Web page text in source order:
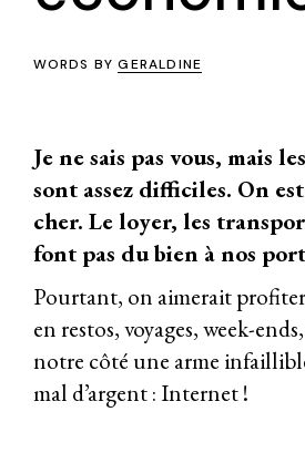
WORDS BYGERALDINE
Je ne sais pas vous, mais
sont assez difficiles. On
cher. Le loyer, les
font pas du bien à nos
Pourtant, on aimerait
en restos, voyages, week-
notre côté une arme
mal d’argent : Internet !